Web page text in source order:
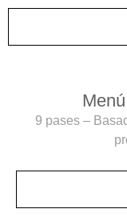
9 pases –